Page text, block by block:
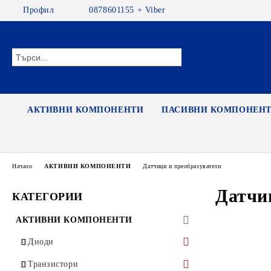
Профил 0878601155 + Viber
АКТИВНИ КОМПОНЕНТИ ПАСИВНИ
КАТЕГОРИИ
АКТИВНИ КОМПОНЕНТИ
Диоди
Диоди
Транзистори
Начало АКТИВНИ КОМПОНЕНТИ Датчици и преобразуватели